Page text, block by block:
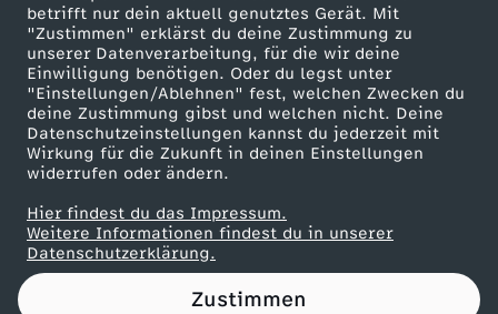
betrifft nur dein aktuell genutztes Gerät. Mit
"Zustimmen" erklärst du deine Zustimmung zu
unserer Datenverarbeitung, für die wir deine
Einwilligung benötigen. Oder du legst unter
"Einstellungen/Ablehnen" fest, welchen Zwecken du
deine Zustimmung gibst und welchen nicht. Deine
Datenschutzeinstellungen kannst du jederzeit mit
Wirkung für die Zukunft in deinen Einstellungen
widerrufen oder ändern.
Hier findest du das Impressum.
Weitere Informationen findest du in unserer
Datenschutzerklärung.
Zustimmen
W
a
h
l
e
Werbefernsehen
Mainzelmännchen
Partner